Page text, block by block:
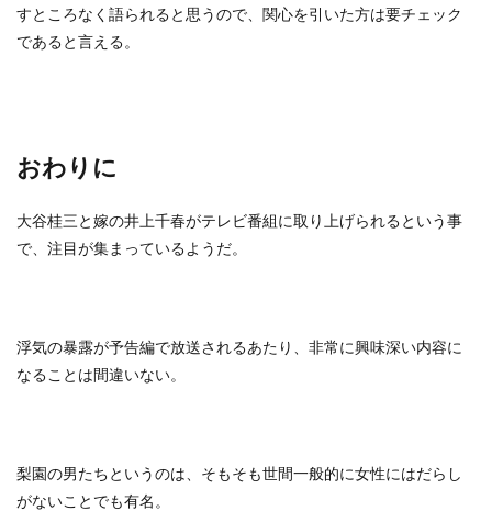
すところなく語られると思うので、関心を引いた方は要チェック
であると言える。
おわりに
大谷桂三と嫁の井上千春がテレビ番組に取り上げられるという事
で、注目が集まっているようだ。
浮気の暴露が予告編で放送されるあたり、非常に興味深い内容に
なることは間違いない。
梨園の男たちというのは、そもそも世間一般的に女性にはだらし
がないことでも有名。